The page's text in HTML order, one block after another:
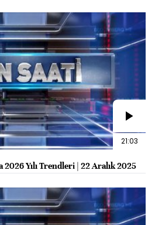
21:03
2026 Yılı Trendleri | 22 Aralık 2025